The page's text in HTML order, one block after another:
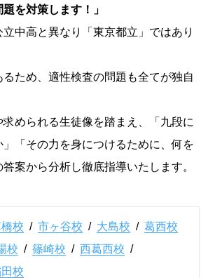
を対策します！」
中高と異なり「東京都立」ではあり
るため、適性検査の問題も全てが独自
められる生徒像を踏まえ、「九段に
「その力を身につけるために、何を
案から分析し徹底指導いたします。
校 / 市ヶ谷校 / 大島校 / 葛西校
校 / 篠崎校 / 西葛西校 /
校